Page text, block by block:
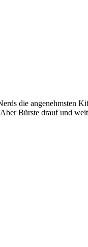
die angenehmsten
Bürste drauf und